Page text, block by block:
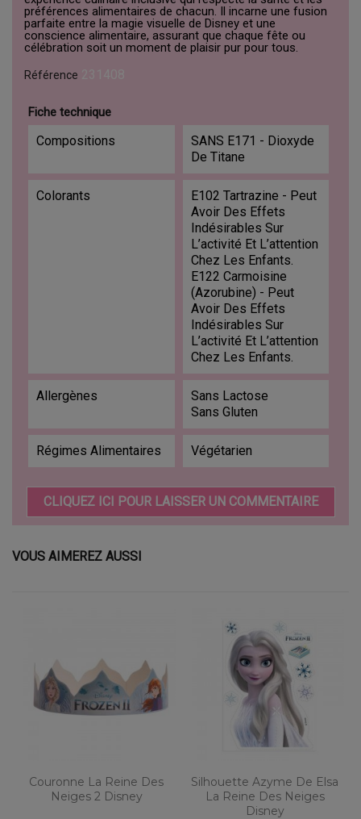
préférences alimentaires de chacun. Il incarne une fusion
parfaite entre la magie visuelle de Disney et une
conscience alimentaire, assurant que chaque fête ou
célébration soit un moment de plaisir pur pour tous.
Référence
Fiche technique
Compositions
SANS E171 - Dioxyde
De Titane
Colorants
E102 Tartrazine - Peut
Avoir Des Effets
Indésirables Sur
L’activité Et L’attention
Chez Les Enfants.
E122 Carmoisine
(Azorubine) - Peut
Avoir Des Effets
Indésirables Sur
L’activité Et L’attention
Chez Les Enfants.
Allergènes
Sans Lactose
Sans Gluten
Régimes Alimentaires Végétarien
CLIQUEZ ICI POUR LAISSER UN COMMENTAIRE
VOUS AIMEREZ AUSSI
Couronne La Reine Des
Neiges 2 Disney
Silhouette Azyme De Elsa
La Reine Des Neiges
Disney